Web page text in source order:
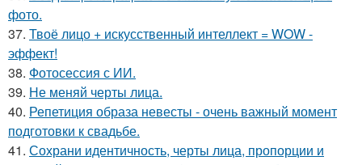
фото.
37. Твоё лицо + искусственный интеллект = WOW -
эффект!
38. Фотосессия с ИИ.
39. Не меняй черты лица.
40. Репетиция образа невесты - очень важный момент
подготовки к свадьбе.
41. Сохрани идентичность, черты лица, пропорции и